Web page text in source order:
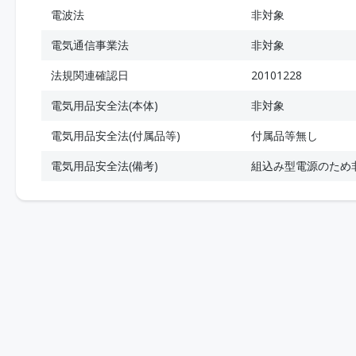
電波法
非対象
電気通信事業法
非対象
法規関連確認日
20101228
電気用品安全法(本体)
非対象
電気用品安全法(付属品等)
付属品等無し
電気用品安全法(備考)
組込み型電源のため